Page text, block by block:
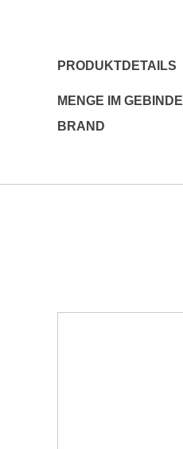
PRODUKTDETAILS
MENGE IM GEBINDE
BRAND